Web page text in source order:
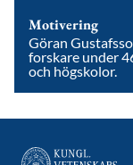
Motivering
Göran
forskare under
och högskolor.